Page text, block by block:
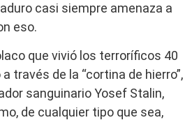
casi siempre amenaza a
eso.
que vivió los terroríficos 40
través de la “cortina de hierro”,
sanguinario Yosef Stalin,
de cualquier tipo que sea,